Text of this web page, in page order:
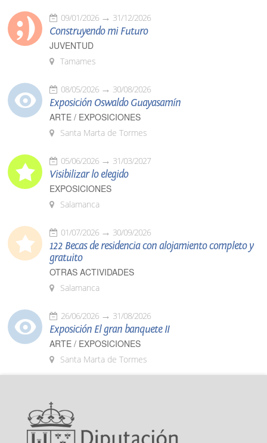
09/01/2026 31/12/2026
Construyendo mi Futuro
JUVENTUD
Tamames
08/05/2026 30/08/2026
Exposición Oswaldo Guayasamín
ARTE / EXPOSICIONES
Santa Marta de Tormes
05/06/2026 31/03/2027
Visibilizar lo elegido
EXPOSICIONES
Salamanca
01/07/2026 30/09/2026
122 Becas de residencia con alojamiento completo y
gratuito
OTRAS ACTIVIDADES
Salamanca
26/06/2026 31/08/2026
Exposición El gran banquete II
ARTE / EXPOSICIONES
Santa Marta de Tormes